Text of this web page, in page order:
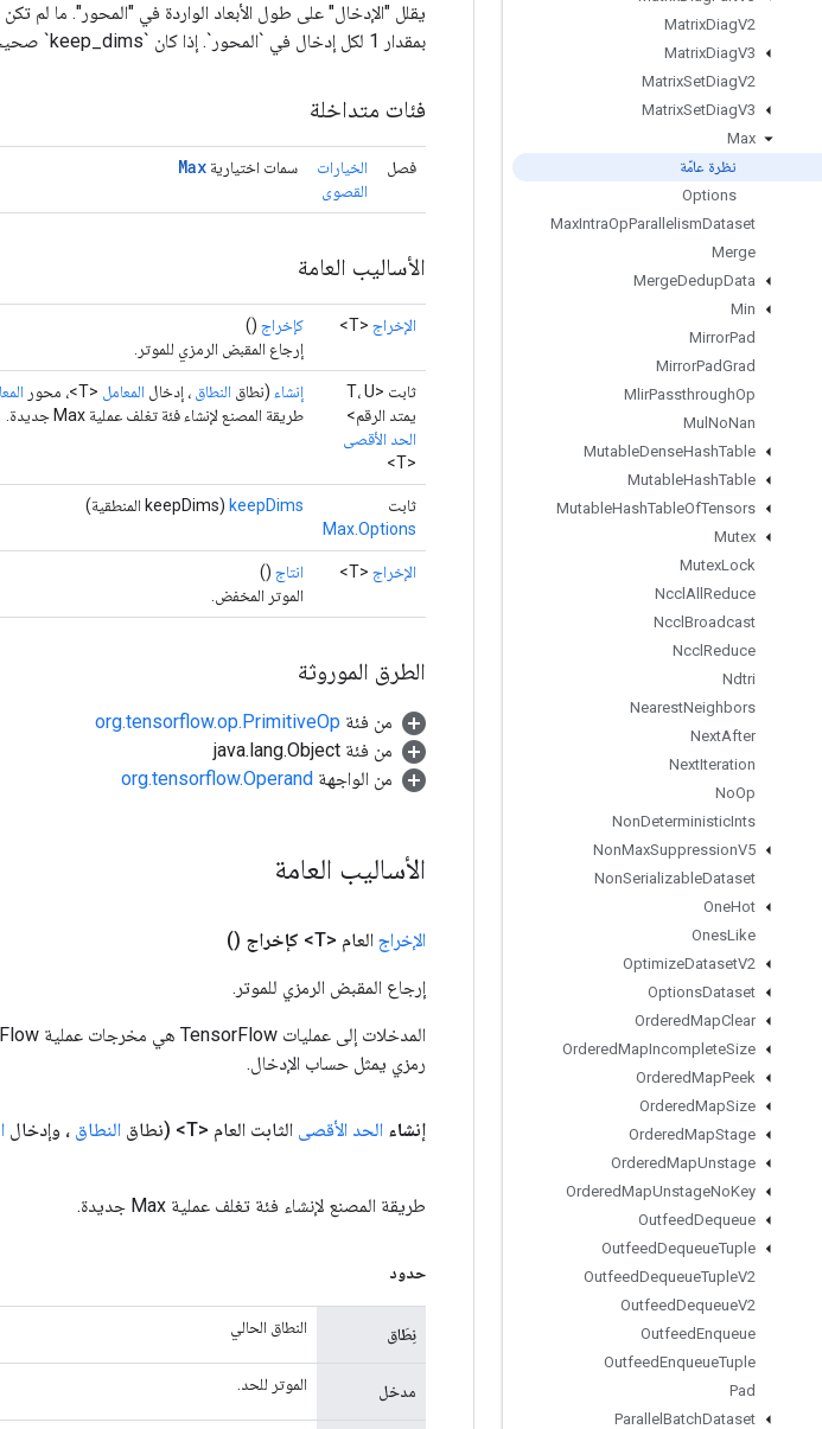
MatrixDiagV2
MatrixDiagV3
MatrixSetDiagV2
MatrixSetDiagV3
Max
نظرة عامّة
Options
MaxIntraOpParallelismDataset
Merge
MergeDedupData
Min
MirrorPad
MirrorPadGrad
MlirPassthroughOp
Mul NoNan
MutableDenseHashTable
MutableHashTable
MutableHashTableOfTensors
Mutex
MutexLock
Nccl All Reduce
Nccl Broadcast
Nccl Reduce
Ndtri
NearestNeighbors
NextAfter
NextIteration
NoOp
NonDeterministicInts
NonMaxSuppressionV5
NonSerializableDataset
OneHot
OnesLike
OptimizeDatasetV2
OptionsDataset
OrderedMapClear
OrderedMapIncompleteSize
OrderedMapPeek
OrderedMapSize
OrderedMapStage
OrderedMapUnstage
OrderedMapUnstageNoKey
OutfeedDequeue
OutfeedDequeueTuple
OutfeedDequeueTupleV2
OutfeedDequeueV2
OutfeedEnqueue
OutfeedEnqueueTuple
Pad
Parallel BatchDataset
بمقدار 1 لكل إدخال في `المحور`. إذا كان `keep_dims` صحيحًا، فسيتم الاحتفاظ بالأبعاد المخفضة بالطول 1.
فئات متداخلة
فصل
الخيارات
القصوى
سمات اختيارية Max
الأساليب العامة
الإخراج <T> كإخراج ()
إرجاع المقبض الرمزي للموتر.
ثابت <T، U
يمتد الرقم>
الحد الأقصى
<T>
إنشاء (نطاق النطاق ، إدخال المعامل <T>، محور
طريقة المصنع لإنشاء فئة تغلف عملية Max جديدة.
ثابت
Max.Options
keepDims (keepDims المنطقية)
الإخراج <T> انتاج ()
الموتر المخفض.
الطرق الموروثة
من فئة org.tensorflow.op.PrimitiveOp
من فئة java.lang.Object
من الواجهة org.tensorflow.Operand
الأساليب العامة
الإخراج العام <T> كإخراج ()
إرجاع المقبض الرمزي للموتر.
رمزي يمثل حساب الإدخال.
إنشاء الحد الأقصى الثابت العام <T> (نطاق النطاق ، وإدخال
طريقة المصنع لإنشاء فئة تغلف عملية Max جديدة.
حدود
نِطَاق النطاق الحالي
مدخل الموتر للحد.